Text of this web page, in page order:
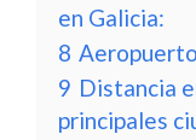
en Galicia:
8
9 Distancia
principales